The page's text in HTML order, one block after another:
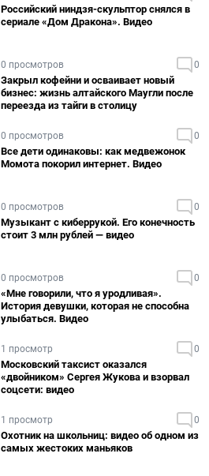
Российский ниндзя-скульптор снялся в
сериале «Дом Дракона». Видео
0 просмотров 0
Закрыл кофейни и осваивает новый
бизнес: жизнь алтайского Маугли после
переезда из тайги в столицу
0 просмотров 0
Все дети одинаковы: как медвежонок
Момота покорил интернет. Видео
0 просмотров 0
Музыкант с киберрукой. Его конечность
стоит 3 млн рублей — видео
0 просмотров 0
«Мне говорили, что я уродливая».
История девушки, которая не способна
улыбаться. Видео
1 просмотр 0
Московский таксист оказался
«двойником» Сергея Жукова и взорвал
соцсети: видео
1 просмотр 0
Охотник на школьниц: видео об одном из
самых жестоких маньяков